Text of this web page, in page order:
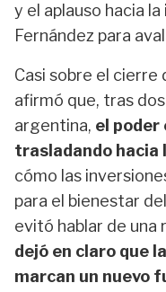
y el aplauso hacia
Fernández para
Casi sobre el cierre
afirmó que, tras
argentina, el poder
trasladando hacia
cómo las
para el bienestar
evitó hablar de una
dejó en claro que
marcan un nuevo